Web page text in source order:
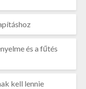
és a fűtés
kell lennie